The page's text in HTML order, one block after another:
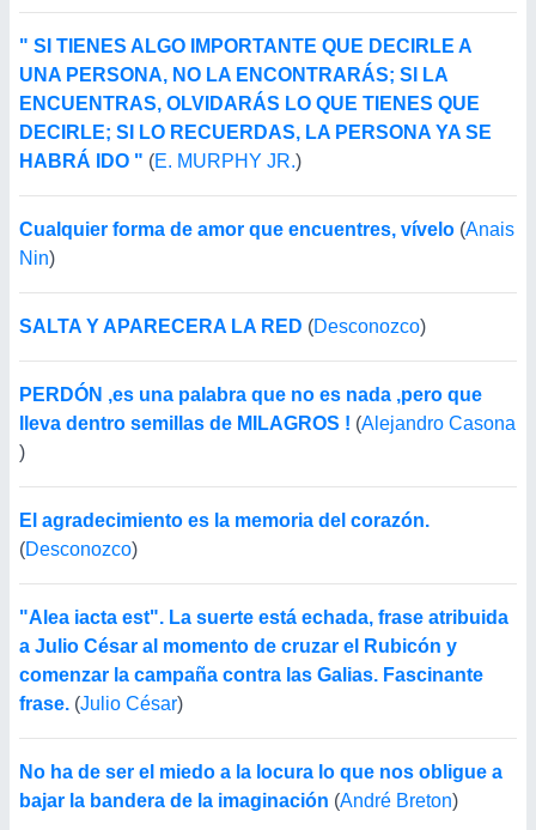
" SI TIENES ALGO IMPORTANTE QUE DECIRLE A
UNA PERSONA, NO LA ENCONTRARÁS; SI LA
ENCUENTRAS, OLVIDARÁS LO QUE TIENES QUE
DECIRLE; SI LO RECUERDAS, LA PERSONA YA SE
HABRÁ IDO " (E. MURPHY JR.)
Cualquier forma de amor que encuentres, vívelo (Anais
Nin)
SALTA Y APARECERA LA RED (Desconozco)
PERDÓN ,es una palabra que no es nada ,pero que
lleva dentro semillas de MILAGROS ! (Alejandro Casona
)
El agradecimiento es la memoria del corazón.
(Desconozco)
"Alea iacta est". La suerte está echada, frase atribuida
a Julio César al momento de cruzar el Rubicón y
comenzar la campaña contra las Galias. Fascinante
frase. (Julio César)
No ha de ser el miedo a la locura lo que nos obligue a
bajar la bandera de la imaginación (André Breton)